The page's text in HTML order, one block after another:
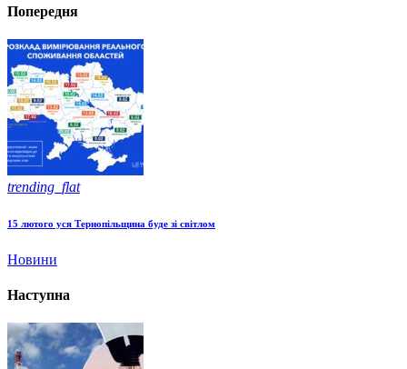
Попередня
trending_flat
15 лютого уся Тернопільщина буде зі світлом
Новини
Наступна